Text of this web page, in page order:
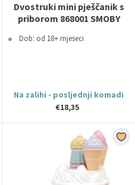
Dvostruki mini pješčanik s
priborom 868001 SMOBY
Dob: od 18+ mjeseci
Na zalihi - posljednji komadi
€18,35